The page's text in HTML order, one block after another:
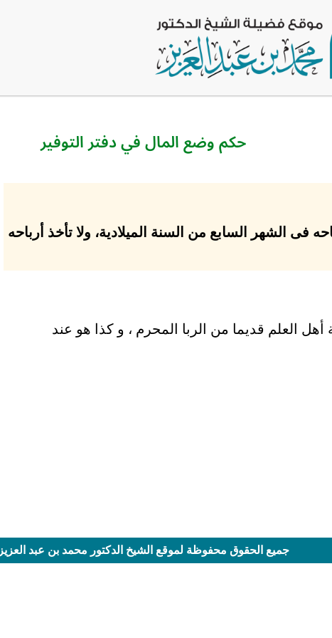
حكم وضع المال في دفتر التوفير
فى الشهر السابع من السنة الميلادية، ولا تأخذ أرباحه
العلم قديما من الربا المحرم ، و كذا هو عند
جميع الحقوق محفوظة لموقع الشيخ الدكتور محمد بن عبد العزيز